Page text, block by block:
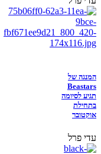
המנגה של
Beastars
תגיע לסיומה
בתחילת
אוקטובר
עדי פרל